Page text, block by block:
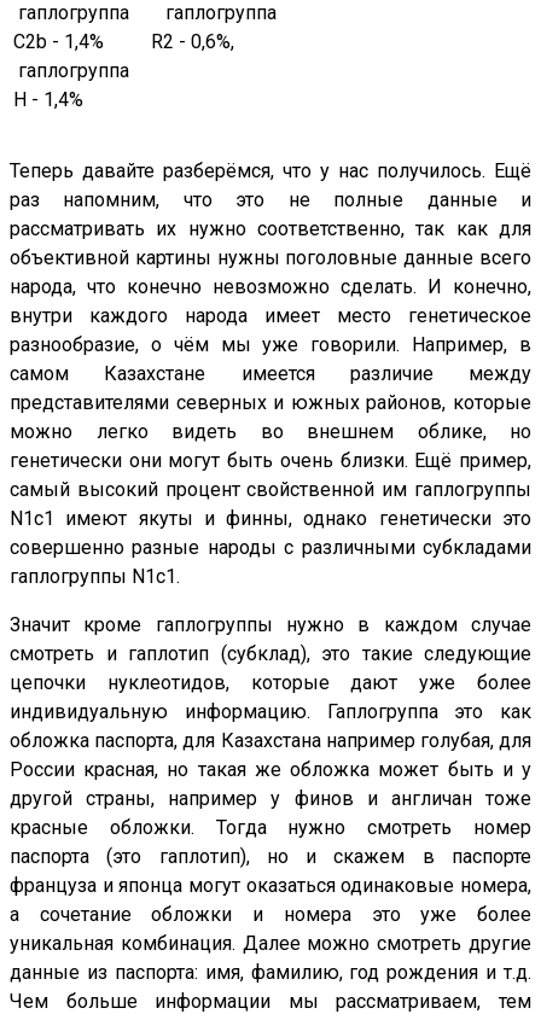
гаплогруппа
C2b - 1,4%
гаплогруппа
H - 1,4%
гаплогруппа
R2 - 0,6%,
Теперь давайте разберёмся, что у нас получилось. Ещё
раз напомним, что это не полные данные и
рассматривать их нужно соответственно, так как для
объективной картины нужны поголовные данные всего
народа, что конечно невозможно сделать. И конечно,
внутри каждого народа имеет место генетическое
разнообразие, о чём мы уже говорили. Например, в
самом Казахстане имеется различие между
представителями северных и южных районов, которые
можно легко видеть во внешнем облике, но
генетически они могут быть очень близки. Ещё пример,
самый высокий процент свойственной им гаплогруппы
N1c1 имеют якуты и финны, однако генетически это
совершенно разные народы с различными субкладами
гаплогруппы N1c1.
Значит кроме гаплогруппы нужно в каждом случае
смотреть и гаплотип (субклад), это такие следующие
цепочки нуклеотидов, которые дают уже более
индивидуальную информацию. Гаплогруппа это как
обложка паспорта, для Казахстана например голубая, для
России красная, но такая же обложка может быть и у
другой страны, например у финов и англичан тоже
красные обложки. Тогда нужно смотреть номер
паспорта (это гаплотип), но и скажем в паспорте
француза и японца могут оказаться одинаковые номера,
а сочетание обложки и номера это уже более
уникальная комбинация. Далее можно смотреть другие
данные из паспорта: имя, фамилию, год рождения и т.д.
Чем больше информации мы рассматриваем, тем